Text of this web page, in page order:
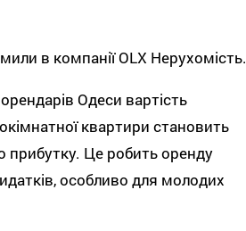
в компанії OLX Нерухомість.
Одеси вартість
квартири становить
Це робить оренду
особливо для молодих